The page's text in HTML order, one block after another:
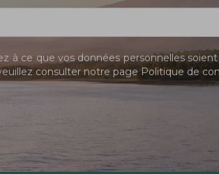
à ce que vos données personnelles
consulter notre pagePolitique de